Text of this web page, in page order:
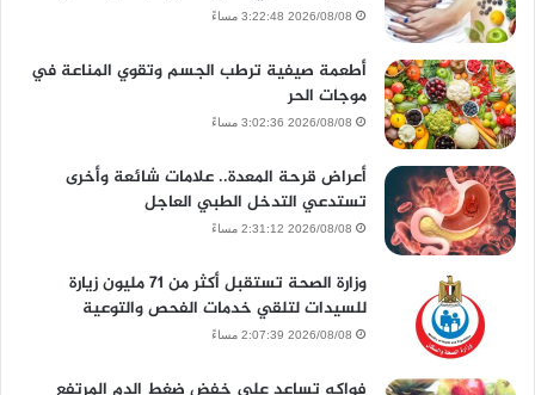
2026/08/08 3:22:48 مساءً
أطعمة صيفية ترطب الجسم وتقوي المناعة في
موجات الحر
2026/08/08 3:02:36 مساءً
أعراض قرحة المعدة.. علامات شائعة وأخرى
تستدعي التدخل الطبي العاجل
2026/08/08 2:31:12 مساءً
وزارة الصحة تستقبل أكثر من 71 مليون زيارة
للسيدات لتلقي خدمات الفحص والتوعية
2026/08/08 2:07:39 مساءً